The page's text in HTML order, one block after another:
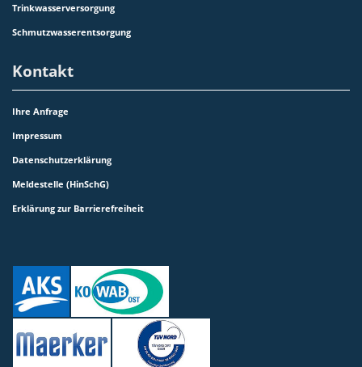
Trinkwasserversorgung
Schmutzwasserentsorgung
Kontakt
Ihre Anfrage
Impressum
Datenschutzerklärung
Meldestelle (HinSchG)
Erklärung zur Barrierefreiheit